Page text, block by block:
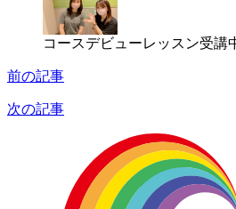
コースデビューレッスン受
前の記事
次の記事